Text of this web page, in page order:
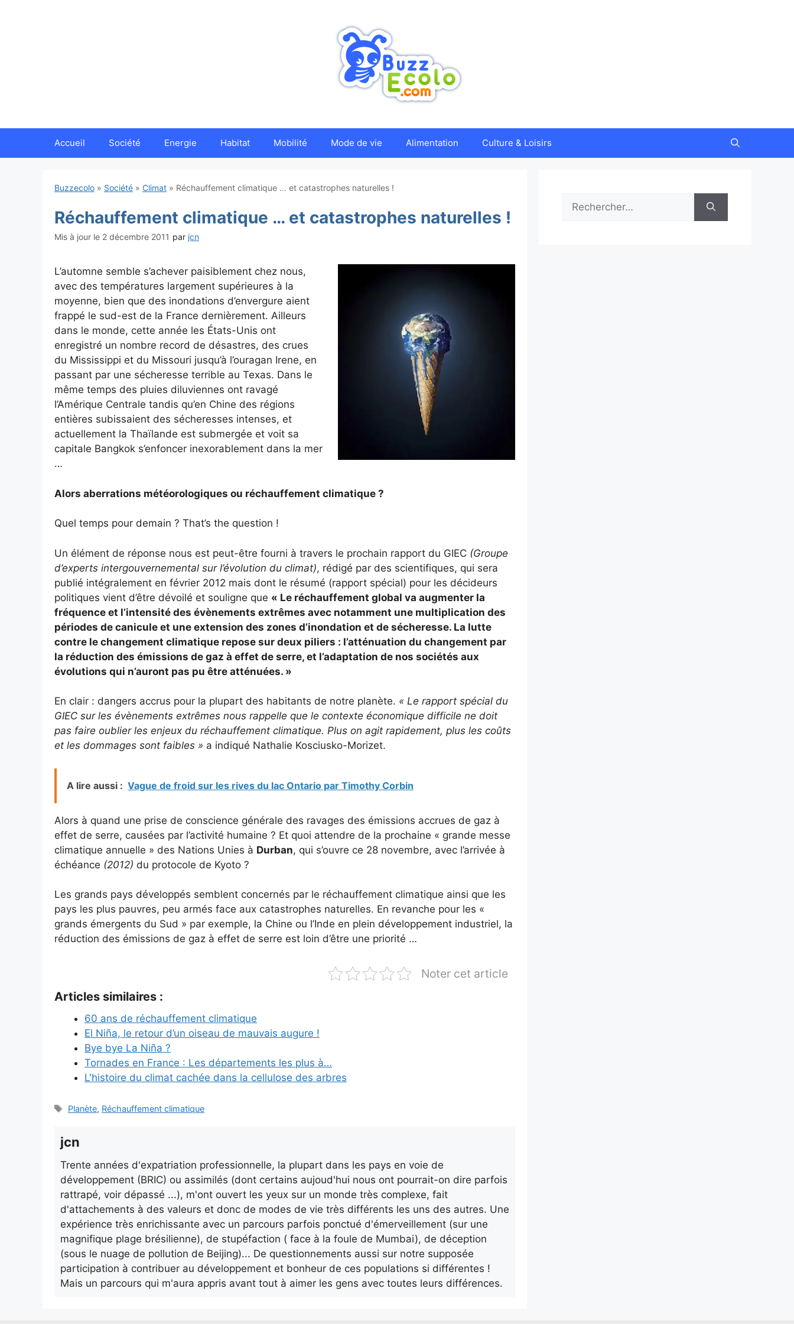
Accueil Société Energie Habitat Mobilité Mode de vie Alimentation Culture & Loisirs
Buzzecolo » Société » Climat » Réchauffement climatique … et catastrophes naturelles !
Réchauffement climatique … et catastrophes naturelles !
2 décembre 2011 par jcn
L’automne semble s’achever paisiblement chez nous,
avec des températures largement supérieures à la
moyenne, bien que des inondations d’envergure aient
frappé le sud-est de la France dernièrement. Ailleurs
dans le monde, cette année les États-Unis ont
enregistré un nombre record de désastres, des crues
du Mississippi et du Missouri jusqu’à l’ouragan Irene, en
passant par une sécheresse terrible au Texas. Dans le
même temps des pluies diluviennes ont ravagé
l’Amérique Centrale tandis qu’en Chine des régions
entières subissaient des sécheresses intenses, et
actuellement la Thaïlande est submergée et voit sa
capitale Bangkok s’enfoncer inexorablement dans la mer
…
Alors aberrations météorologiques ou réchauffement climatique ?
Quel temps pour demain ? That’s the question !
Un élément de réponse nous est peut-être fourni à travers le prochain rapport du GIEC (Groupe
d’experts intergouvernemental sur l’évolution du climat), rédigé par des scientifiques, qui sera
publié intégralement en février 2012 mais dont le résumé (rapport spécial) pour les décideurs
politiques vient d’être dévoilé et souligne que « Le réchauffement global va augmenter la
fréquence et l’intensité des évènements extrêmes avec notamment une multiplication des
périodes de canicule et une extension des zones d’inondation et de sécheresse. La lutte
contre le changement climatique repose sur deux piliers : l’atténuation du changement par
la réduction des émissions de gaz à effet de serre, et l’adaptation de nos sociétés aux
évolutions qui n’auront pas pu être atténuées. »
En clair : dangers accrus pour la plupart des habitants de notre planète. « Le rapport spécial du
GIEC sur les évènements extrêmes nous rappelle que le contexte économique difficile ne doit
pas faire oublier les enjeux du réchauffement climatique. Plus on agit rapidement, plus les coûts
et les dommages sont faibles » a indiqué Nathalie Kosciusko-Morizet.
A lire aussi : Vague de froid sur les rives du lac Ontario par Timothy Corbin
Alors à quand une prise de conscience générale des ravages des émissions accrues de gaz à
effet de serre, causées par l’activité humaine ? Et quoi attendre de la prochaine « grande messe
climatique annuelle » des Nations Unies à Durban, qui s’ouvre ce 28 novembre, avec l’arrivée à
échéance (2012) du protocole de Kyoto ?
Les grands pays développés semblent concernés par le réchauffement climatique ainsi que les
pays les plus pauvres, peu armés face aux catastrophes naturelles. En revanche pour les «
grands émergents du Sud » par exemple, la Chine ou l’Inde en plein développement industriel, la
réduction des émissions de gaz à effet de serre est loin d’être une priorité …
Noter cet article
Articles similaires :
60 ans de réchauffement climatique
El Niña, le retour d’un oiseau de mauvais augure !
Bye bye La Niña ?
Tornades en France : Les départements les plus à…
L'histoire du climat cachée dans la cellulose des arbres
Étiquettes
Planète, Réchauffement climatique
jcn
Trente années d'expatriation professionnelle, la plupart dans les pays en voie de
développement (BRIC) ou assimilés (dont certains aujoud'hui nous ont pourrait-on dire parfois
rattrapé, voir dépassé ...), m'ont ouvert les yeux sur un monde très complexe, fait
d'attachements à des valeurs et donc de modes de vie très différents les uns des autres. Une
expérience très enrichissante avec un parcours parfois ponctué d'émerveillement (sur une
magnifique plage brésilienne), de stupéfaction ( face à la foule de Mumbai), de déception
(sous le nuage de pollution de Beijing)... De questionnements aussi sur notre supposée
participation à contribuer au développement et bonheur de ces populations si différentes !
Mais un parcours qui m'aura appris avant tout à aimer les gens avec toutes leurs différences.
Rechercher :